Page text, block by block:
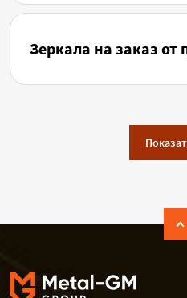
Зеркала на заказ от